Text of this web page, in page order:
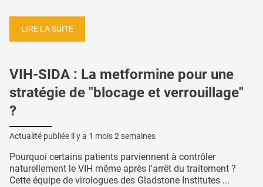
LIRE LA SUITE
VIH-SIDA : La metformine pour une
stratégie de "blocage et verrouillage"
?
Actualité publiée il y a 1 mois 2 semaines
Pourquoi certains patients parviennent à contrôler
naturellement le VIH même après l'arrêt du traitement ?
Cette équipe de virologues des Gladstone Institutes ...